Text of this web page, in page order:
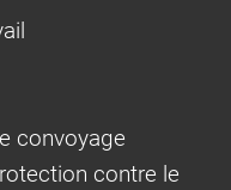
convoyage
contre le